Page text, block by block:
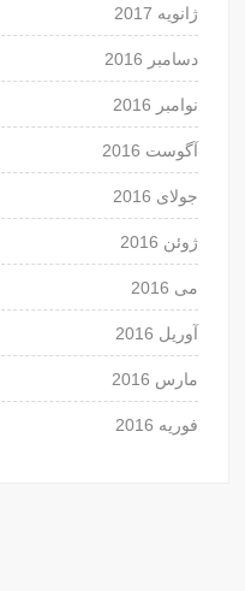
ژانویه 2017
دسامبر 2016
نوامبر 2016
آگوست 2016
جولای 2016
ژوئن 2016
می 2016
آوریل 2016
مارس 2016
فوریه 2016